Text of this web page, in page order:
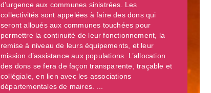
d’urgence aux communes sinistrées. Les
collectivités sont appelées à faire des dons qui
seront alloués aux communes touchées pour
permettre la continuité de leur fonctionnement, la
remise à niveau de leurs équipements, et leur
mission d’assistance aux populations. L’allocation
des dons se fera de façon transparente, traçable et
collégiale, en lien avec les associations
départementales de maires. ...